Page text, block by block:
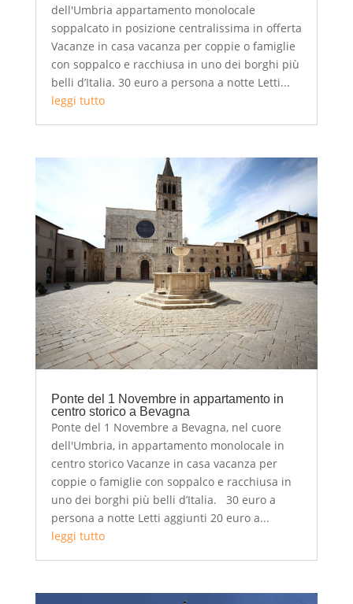
dell'Umbria appartamento monolocale
soppalcato in posizione centralissima in offerta
Vacanze in casa vacanza per coppie o famiglie
con soppalco e racchiusa in uno dei borghi più
belli d’Italia. 30 euro a persona a notte Letti...
leggi tutto
Ponte del 1 Novembre in appartamento in
centro storico a Bevagna
Ponte del 1 Novembre a Bevagna, nel cuore
dell'Umbria, in appartamento monolocale in
centro storico Vacanze in casa vacanza per
coppie o famiglie con soppalco e racchiusa in
uno dei borghi più belli d’Italia. 30 euro a
persona a notte Letti aggiunti 20 euro a...
leggi tutto